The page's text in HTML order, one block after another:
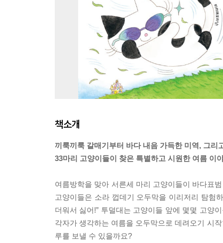
책소개
끼룩끼룩 갈매기부터 바다 내음 가득한 미역, 그
33마리 고양이들이 찾은 특별하고 시원한 여름 이
여름방학을 맞아 서른세 마리 고양이들이 바다표
고양이들은 소라 껍데기 오두막을 이리저리 탐험
더워서 싫어!” 투덜대는 고양이들 앞에 몇몇 고양
각자가 생각하는 여름을 오두막으로 데려오기 시
루를 보낼 수 있을까요?